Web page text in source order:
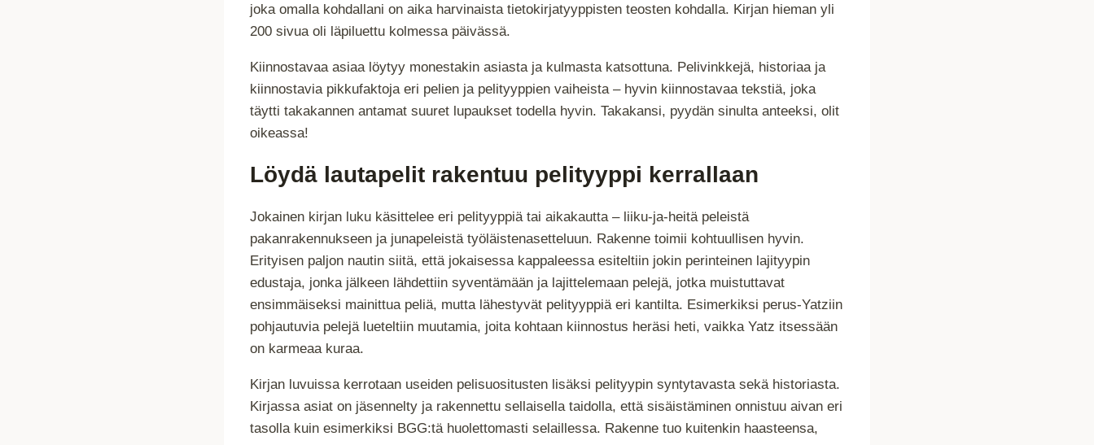
joka omalla kohdallani on aika harvinaista tietokirjatyyppisten teosten kohdalla. Kirjan hieman yli
200 sivua oli läpiluettu kolmessa päivässä.
Kiinnostavaa asiaa löytyy monestakin asiasta ja kulmasta katsottuna. Pelivinkkejä, historiaa ja
kiinnostavia pikkufaktoja eri pelien ja pelityyppien vaiheista – hyvin kiinnostavaa tekstiä, joka
täytti takakannen antamat suuret lupaukset todella hyvin. Takakansi, pyydän sinulta anteeksi, olit
oikeassa!
Löydä lautapelit rakentuu pelityyppi kerrallaan
Jokainen kirjan luku käsittelee eri pelityyppiä tai aikakautta – liiku-ja-heitä peleistä
pakanrakennukseen ja junapeleistä työläistenasetteluun. Rakenne toimii kohtuullisen hyvin.
Erityisen paljon nautin siitä, että jokaisessa kappaleessa esiteltiin jokin perinteinen lajityypin
edustaja, jonka jälkeen lähdettiin syventämään ja lajittelemaan pelejä, jotka muistuttavat
ensimmäiseksi mainittua peliä, mutta lähestyvät pelityyppiä eri kantilta. Esimerkiksi perus-Yatziin
pohjautuvia pelejä lueteltiin muutamia, joita kohtaan kiinnostus heräsi heti, vaikka Yatz itsessään
on karmeaa kuraa.
Kirjan luvuissa kerrotaan useiden pelisuositusten lisäksi pelityypin syntytavasta sekä historiasta.
Kirjassa asiat on jäsennelty ja rakennettu sellaisella taidolla, että sisäistäminen onnistuu aivan eri
tasolla kuin esimerkiksi BGG:tä huolettomasti selaillessa. Rakenne tuo kuitenkin haasteensa,